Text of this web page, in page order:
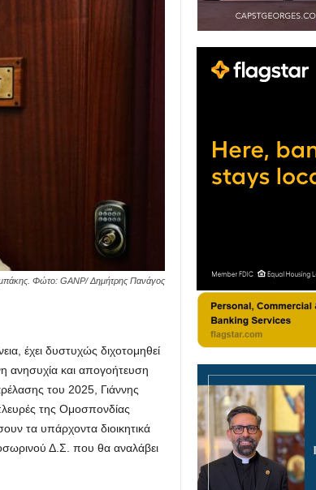
Φώτο: GANP/ Δημήτρης Πανάγος
έχει δυστυχώς διχοτομηθεί
ανησυχία και απογοήτευση
του 2025, Γιάννης
της Ομοσπονδίας
τα υπάρχοντα διοικητικά
Δ.Σ. που θα αναλάβει